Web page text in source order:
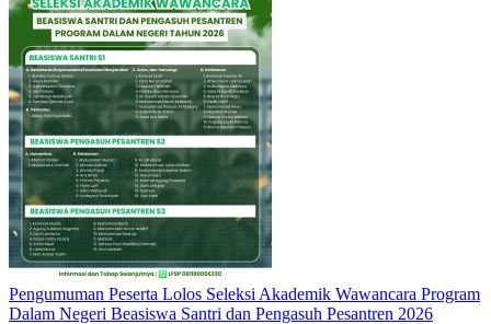
Pengumuman Peserta Lolos Seleksi Akademik Wawancara Program
Dalam Negeri Beasiswa Santri dan Pengasuh Pesantren 2026